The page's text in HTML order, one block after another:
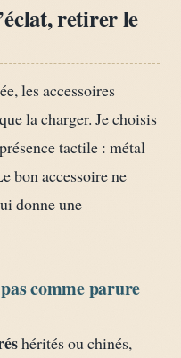
retirer le
les accessoires
la charger. Je choisis
tactile : métal
bon accessoire ne
donne une
comme parure
hérités ou chinés,